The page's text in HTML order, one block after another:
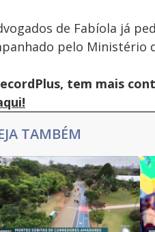
de Fabíola já
pelo Ministério
tem mais
TAMBÉM